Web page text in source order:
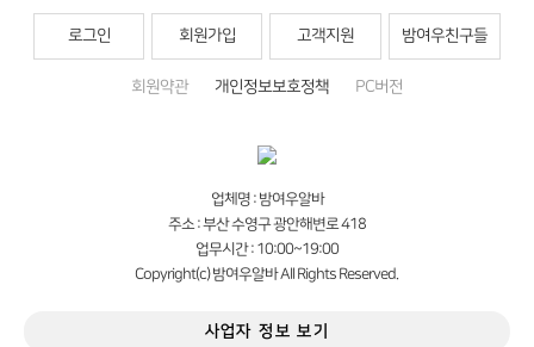
로그인 회원가입 고객지원 밤여우친구들
회원약관 개인정보보호정책 PC버전
업체명 : 밤여우알바
주소 : 부산 수영구 광안해변로 418
업무시간 : 10:00~19:00
Copyright(c) 밤여우알바 All Rights Reserved.
사업자 정보 보기